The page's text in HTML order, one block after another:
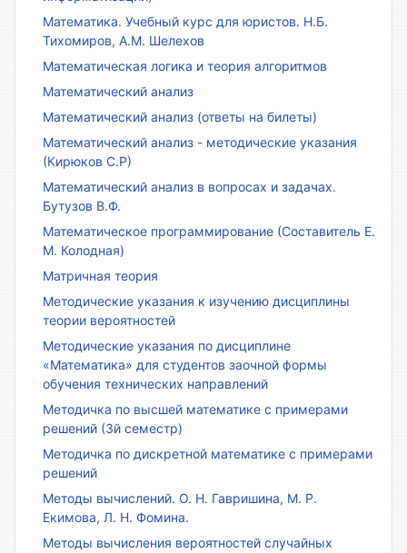
Математика. Учебный курс для юристов. Н.Б.
Тихомиров, А.М. Шелехов
Математическая логика и теория алгоритмов
Математический анализ
Математический анализ (ответы на билеты)
Математический анализ - методические указания
(Кирюков С.Р)
Математический анализ в вопросах и задачах.
Бутузов В.Ф.
Математическое программирование (Составитель Е.
М. Колодная)
Матричная теория
Методические указания к изучению дисциплины
теории вероятностей
Методические указания по дисциплине
«Математика» для студентов заочной формы
обучения технических направлений
Методичка по высшей математике с примерами
решений (3й семестр)
Методичка по дискретной математике с примерами
решений
Методы вычислений. О. Н. Гавришина, М. Р.
Екимова, Л. Н. Фомина.
Методы вычисления вероятностей случайных